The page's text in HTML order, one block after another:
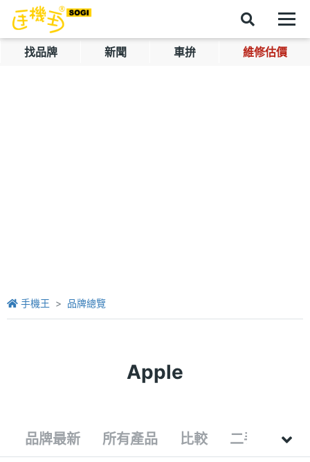
找品牌 新聞 車拚 維修估價
手機王 品牌總覽
Apple
品牌最新 所有產品 比較 二手